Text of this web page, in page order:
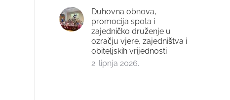
Duhovna obnova,
promocija spota i
zajedničko druženje u
ozračju vjere, zajedništva i
obiteljskih vrijednosti
2. lipnja 2026.